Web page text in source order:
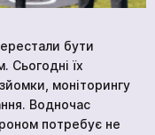
бути
Сьогодні їх
моніторингу
Водночас
потребує не